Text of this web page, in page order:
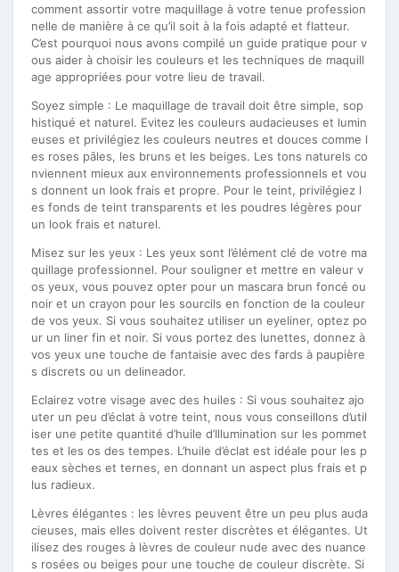
comment assortir votre maquillage à votre tenue profession
nelle de manière à ce qu’il soit à la fois adapté et flatteur.
C’est pourquoi nous avons compilé un guide pratique pour v
ous aider à choisir les couleurs et les techniques de maquill
age appropriées pour votre lieu de travail.
Soyez simple : Le maquillage de travail doit être simple, sop
histiqué et naturel. Evitez les couleurs audacieuses et lumin
euses et privilégiez les couleurs neutres et douces comme l
es roses pâles, les bruns et les beiges. Les tons naturels co
nviennent mieux aux environnements professionnels et vou
s donnent un look frais et propre. Pour le teint, privilégiez l
es fonds de teint transparents et les poudres légères pour
un look frais et naturel.
Misez sur les yeux : Les yeux sont l’élément clé de votre ma
quillage professionnel. Pour souligner et mettre en valeur v
os yeux, vous pouvez opter pour un mascara brun foncé ou
noir et un crayon pour les sourcils en fonction de la couleur
de vos yeux. Si vous souhaitez utiliser un eyeliner, optez po
ur un liner fin et noir. Si vous portez des lunettes, donnez à
vos yeux une touche de fantaisie avec des fards à paupière
s discrets ou un delineador.
Eclairez votre visage avec des huiles : Si vous souhaitez ajo
uter un peu d’éclat à votre teint, nous vous conseillons d’util
iser une petite quantité d’huile d’Illumination sur les pommet
tes et les os des tempes. L’huile d’éclat est idéale pour les p
eaux sèches et ternes, en donnant un aspect plus frais et p
lus radieux.
Lèvres élégantes : les lèvres peuvent être un peu plus auda
cieuses, mais elles doivent rester discrètes et élégantes. Ut
ilisez des rouges à lèvres de couleur nude avec des nuance
s rosées ou beiges pour une touche de couleur discrète. Si